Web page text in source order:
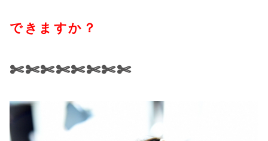
できますか？
✄✄✄✄✄✄✄✄